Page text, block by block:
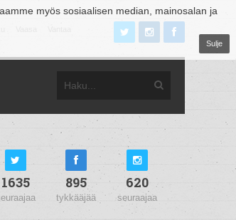
myös sosiaalisen median, mainosalan ja
Sulje
1635 895
tykkääjää
620
seuraajaa